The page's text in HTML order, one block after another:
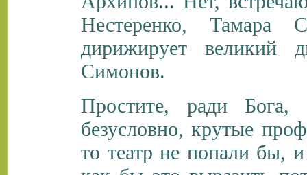
Нестеренко, Тамара
дирижирует великий
Симонов.
Простите, ради
безусловно, крутые
то театр не попали бы,